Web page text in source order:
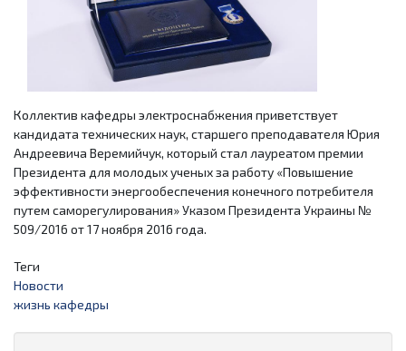
Коллектив кафедры электроснабжения приветствует
кандидата технических наук, старшего преподавателя Юрия
Андреевича Веремийчук, который стал лауреатом премии
Президента для молодых ученых за работу «Повышение
эффективности энергообеспечения конечного потребителя
путем саморегулирования» Указом Президента Украины №
509/2016 от 17 ноября 2016 года.
Теги
Новости
жизнь кафедры